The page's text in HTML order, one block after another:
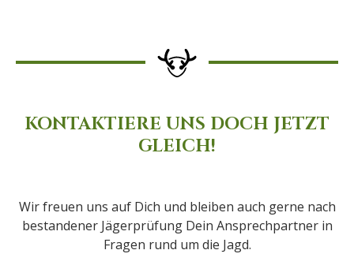
KONTAKTIERE UNS DOCH JETZT
GLEICH!
Wir freuen uns auf Dich und bleiben auch gerne nach
bestandener Jägerprüfung Dein Ansprechpartner in
Fragen rund um die Jagd.